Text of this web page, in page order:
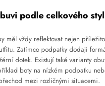
podle celkového
měl vždy reflektovat nejen
Zatímco podpatky dodají
dotek. Existují také varianty
boty na nízkém podpatku
mezi rozličnými situacemi.